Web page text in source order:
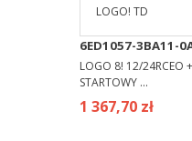
6ED1057-3BA11-
LOGO 8! 12/24RCEO
STARTOWY ...
1 367,70 zł